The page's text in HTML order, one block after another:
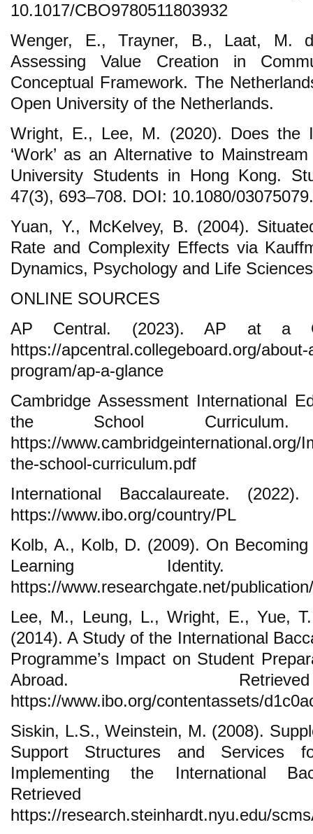
10.1017/CBO9780511803932
Wenger, E., Trayner, B., Laat, M.
Assessing Value Creation in
Conceptual Framework. The
Open University of the Netherlands.
Wright, E., Lee, M. (2020). Does the
‘Work’ as an Alternative to
University Students in Hong Kong.
47(3), 693–708. DOI: 10.1080/
Yuan, Y., McKelvey, B. (2004).
Rate and Complexity Effects via
Dynamics, Psychology and Life
ONLINE SOURCES
AP Central. (2023). AP at a
https://apcentral.collegeboard.org/
program/ap-a-glance
Cambridge Assessment International
the School
https://www.cambridgeinternational.org/
the-school-curriculum.pdf
International Baccalaureate.
https://www.ibo.org/country/PL
Kolb, A., Kolb, D. (2009). On
Learning Identity.
https://www.researchgate.net/
Lee, M., Leung, L., Wright, E., Yue,
(2014). A Study of the International
Programme’s Impact on Student
Abroad.
https://www.ibo.org/contentassets/
Siskin, L.S., Weinstein, M. (2008).
Support Structures and Services
Implementing the International
https://research.steinhardt.nyu.edu/